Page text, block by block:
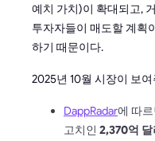
예치 가치)이 확대되고,
투자자들이 매도할 계획
하기 때문이다.
2025년 10월 시장이 보
DappRadar에 따
고치인 2,370억 달